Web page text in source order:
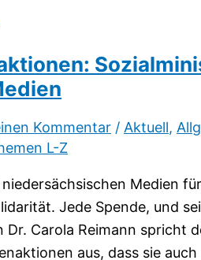
Kommentar / Aktuell,
L-Z
Medien
Jede Spende, und
Dr. Carola Reimann spricht
aus, dass sie